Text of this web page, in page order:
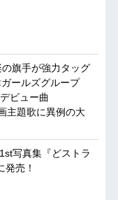
旗手が強力タッグ
ールズグループ
ビュー曲
主題歌に異例の大
写真集『どストラ
売！